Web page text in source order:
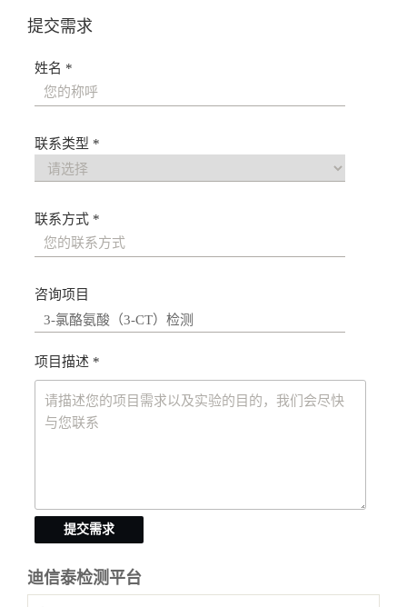
迪信泰检测平台
提交需求
姓名 *
联系类型 *
联系方式 *
咨询项目
项目描述 *
提交需求